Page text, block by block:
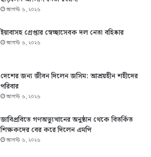
আগস্ট ৬, ২০২৬
ইয়াবাসহ গ্রেপ্তার স্বেচ্ছাসেবক দল নেতা বহিষ্কার
আগস্ট ৬, ২০২৬
দেশের জন্য জীবন দিলেন জসিম: আশ্রয়হীন শহীদের
পরিবার
আগস্ট ৬, ২০২৬
জাবিপ্রবিতে গণঅভ্যুত্থানের অনুষ্ঠান থেকে বিতর্কিত
শিক্ষকদের বের করে দিলেন এমপি
আগস্ট ৬, ২০২৬